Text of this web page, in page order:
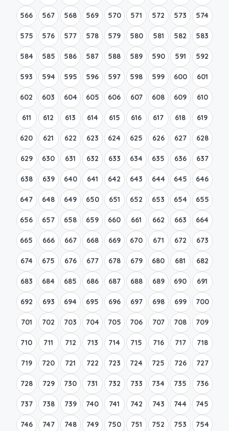
566 567 568 569 570 571 572 573 574
575 576 577 578 579 580 581 582 583
584 585 586 587 588 589 590 591 592
593 594 595 596 597 598 599 600 601
602 603 604 605 606 607 608 609 610
611 612 613 614 615 616 617 618 619
620 621 622 623 624 625 626 627 628
629 630 631 632 633 634 635 636 637
638 639 640 641 642 643 644 645 646
647 648 649 650 651 652 653 654 655
656 657 658 659 660 661 662 663 664
665 666 667 668 669 670 671 672 673
674 675 676 677 678 679 680 681 682
683 684 685 686 687 688 689 690 691
692 693 694 695 696 697 698 699 700
701 702 703 704 705 706 707 708 709
710 711 712 713 714 715 716 717 718
719 720 721 722 723 724 725 726 727
728 729 730 731 732 733 734 735 736
737 738 739 740 741 742 743 744 745
746 747 748 749 750 751 752 753 754